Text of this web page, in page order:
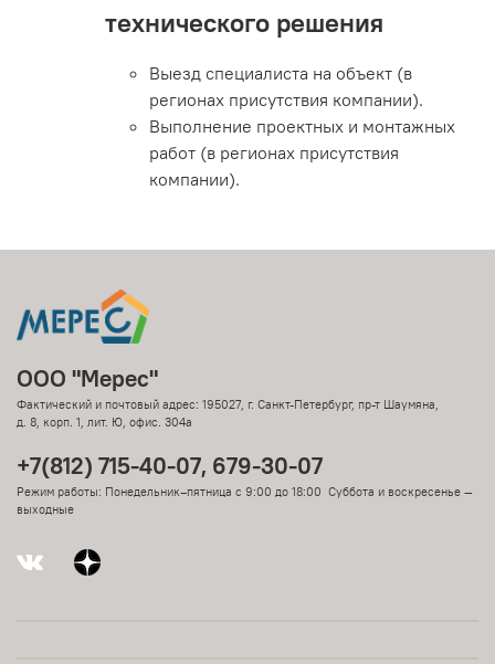
технического решения
Выезд специалиста на объект (в
регионах присутствия компании).
Выполнение проектных и монтажных
работ (в регионах присутствия
компании).
ООО "Мерес"
Фактический и почтовый адрес: 195027, г. Санкт-Петербург, пр-т Шаумяна,
д. 8, корп. 1, лит. Ю, офис. 304а
+7(812) 715-40-07, 679-30-07
Режим работы: Понедельник–пятница с 9:00 до 18:00 Суббота и воскресенье —
выходные